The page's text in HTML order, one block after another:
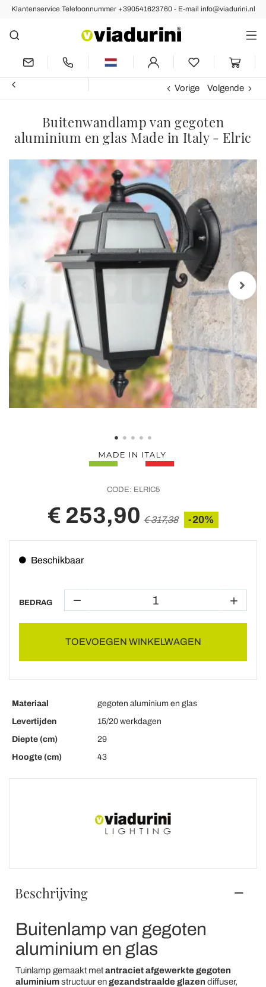
Klantenservice Telefoonnummer +390541623760 - E-mail info@viadurini.nl
Vorige Volgende
Buitenwandlamp van gegoten
aluminium en glas Made in Italy - Elric
CODE: ELRIC5
€ 253,90 € 317,38 -20%
Beschikbaar
BEDRAG
TOEVOEGEN WINKELWAGEN
Materiaal
gegoten aluminium en glas
Levertijden
15/20 werkdagen
Diepte (cm)
29
Hoogte (cm)
43
Beschrijving
Buitenlamp van gegoten
aluminium en glas
Tuinlamp gemaakt metantraciet afgewerkte gegoten
aluminiumstructuur engezandstraalde glazen diffuser,